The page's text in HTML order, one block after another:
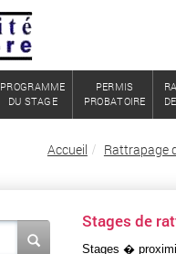
PROGRAMME
DU STAGE
PERMIS
PROBATOIRE
Accueil Rattrapage
Stages de
Stages �